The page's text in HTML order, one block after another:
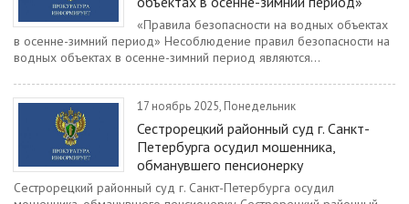
«Правила безопасности на водных объектах
в осенне-зимний период» Несоблюдение правил безопасности на
водных объектах в осенне-зимний период являются...
17 ноябрь 2025, Понедельник
Сестрорецкий районный суд г. Санкт-
Петербурга осудил мошенника,
обманувшего пенсионерку
Сестрорецкий районный суд г. Санкт-Петербурга осудил